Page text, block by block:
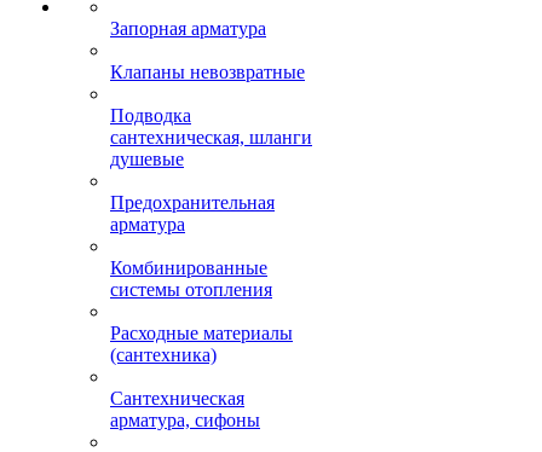
Запорная арматура
Клапаны невозвратные
Подводка
сантехническая, шланги
душевые
Предохранительная
арматура
Комбинированные
системы отопления
Расходные материалы
(сантехника)
Сантехническая
арматура, сифоны